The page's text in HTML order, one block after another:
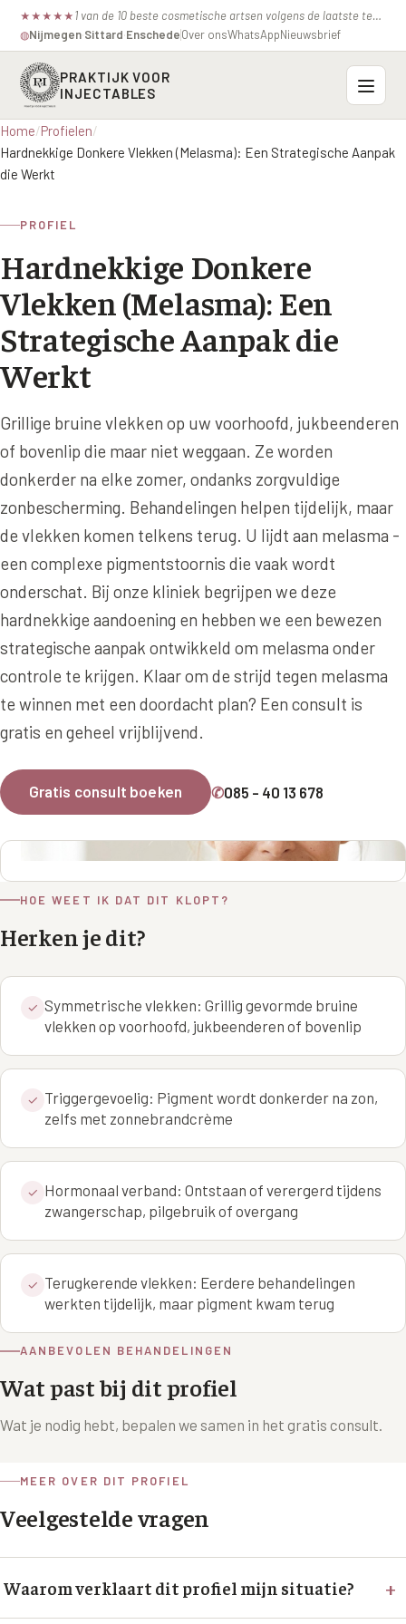
★ ★ ★ ★ ★ 1 van de 10 beste cosmetische artsen volgens de laatste test van de consumentenbond.
◍Nijmegen·Sittard·EnschedeOver onsWhatsAppNieuwsbrief
PRAKTIJK VOOR
INJECTABLES
Probleemzones
Voorhoofdsrimpels
Fronsrimpel
Wenkbrauwen
Kraaienpootjes
Hangende oogleden
Traangoot en wallen
Ingevallen slapen
Lippen
Nasolabiale plooi
Marionetlijnen
Mondhoeken
Verticale liplijntjes
Jukbeenderen
CONTOUR & HALS
Kaaklijn
Hals
Decolleté
Handen
Rimpels
Hyperpigmentatie
Overmatig zweten
Kaalheid en haarverlies
Bekijk alle zones →
INJECTABLES
Botox / anti-rimpel
Bocouture
Azzalure
Belotero
Ellansé
Juvéderm Voluma
Juvéderm Volift
Juvéderm Volbella
Prostrolane
Radiesse
Restylane
Saypha Volume
Saypha Volume Plus
Teosyal Redensity
Epionce huidverzorging
Plexr Soft Surgery
Tretinoïne (vitamine A zuur) crème
XL Hair
Alle behandelingen →
VEROUDERING
Hangende Huid Profiel
Extreme Huidverslapping Profiel
Structuur Verlies Profiel
Erfelijke Jowl Profiel
HORMONAAL / METABOOL
Insuline Zwelling Profiel
Menopauze Veroudering profiel
Stress Cortisol profiel
PCOS Huid profiel
HUIDPROBLEMEN
Overgevoelige Huid Profiel
Chronische ontstekingsprofiel
Instagram Gezicht Profiel
Volume Verlies Profiel
Prijzen
Contact
◍Nijmegen◍Sittard◍ Enschede
085 40 13 678
Home/Profielen/
Hardnekkige Donkere Vlekken (Melasma): Een Strategische Aanpak
die Werkt
PROFIEL
Hardnekkige Donkere
Vlekken (Melasma): Een
Strategische Aanpak die
Werkt
Grillige bruine vlekken op uw voorhoofd, jukbeenderen
of bovenlip die maar niet weggaan. Ze worden
donkerder na elke zomer, ondanks zorgvuldige
zonbescherming. Behandelingen helpen tijdelijk, maar
de vlekken komen telkens terug. U lijdt aan melasma -
een complexe pigmentstoornis die vaak wordt
onderschat. Bij onze kliniek begrijpen we deze
hardnekkige aandoening en hebben we een bewezen
strategische aanpak ontwikkeld om melasma onder
controle te krijgen. Klaar om de strijd tegen melasma
te winnen met een doordacht plan? Een consult is
gratis en geheel vrijblijvend.
Gratis consult boeken ✆085 - 40 13 678
HOE WEET IK DAT DIT KLOPT?
Herken je dit?
✓ Symmetrische vlekken: Grillig gevormde bruine
vlekken op voorhoofd, jukbeenderen of bovenlip
✓ Triggergevoelig: Pigment wordt donkerder na zon,
zelfs met zonnebrandcrème
✓ Hormonaal verband: Ontstaan of verergerd tijdens
zwangerschap, pilgebruik of overgang
✓ Terugkerende vlekken: Eerdere behandelingen
werkten tijdelijk, maar pigment kwam terug
AANBEVOLEN BEHANDELINGEN
Wat past bij dit profiel
Wat je nodig hebt, bepalen we samen in het gratis consult.
MEER OVER DIT PROFIEL
Veelgestelde vragen
Waarom verklaart dit profiel mijn situatie? +